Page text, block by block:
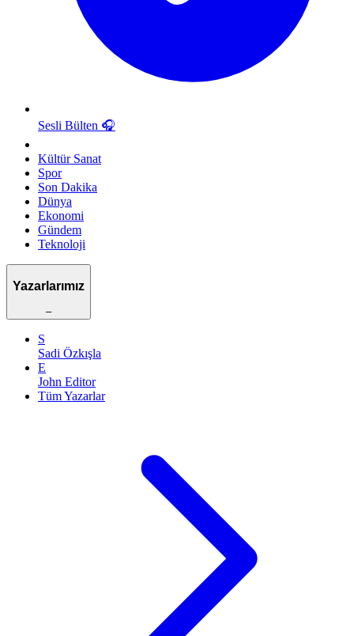
Sesli Bülten 🎧
Kültür Sanat
Spor
Son Dakika
Dünya
Ekonomi
Gündem
Teknoloji
Yazarlarımız
–
S
Sadi Özkışla
E
John Editor
Tüm Yazarlar